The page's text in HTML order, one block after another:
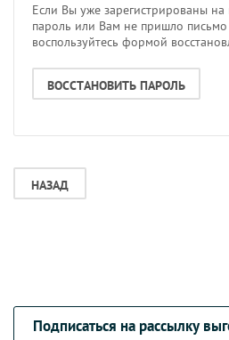
Если Вы уже зарегистрированы
пароль или Вам не пришло
воспользуйтесь формой
ВОССТАНОВИТЬ ПАРОЛЬ
НАЗАД
Подписаться на рассылку